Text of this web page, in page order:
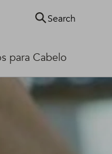
para Cabelo
Search